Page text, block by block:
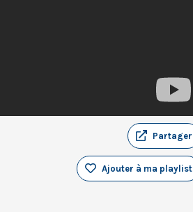
Partager
Ajouter à ma playlist